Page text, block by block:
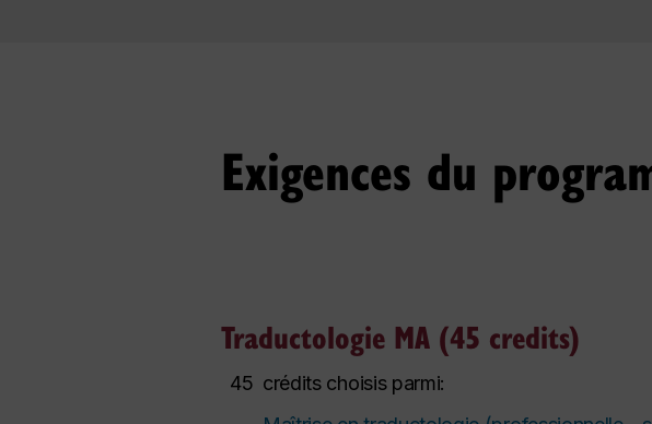
Exigences du
Traductologie MA (45 credits)
45 crédits choisis parmi: